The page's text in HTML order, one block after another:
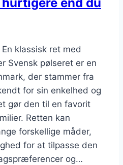
klassisk ret med
Svensk pølseret er en
der stammer fra
for sin enkelhed og
gør den til en favorit
Retten kan
forskellige måder,
for at tilpasse den
og…